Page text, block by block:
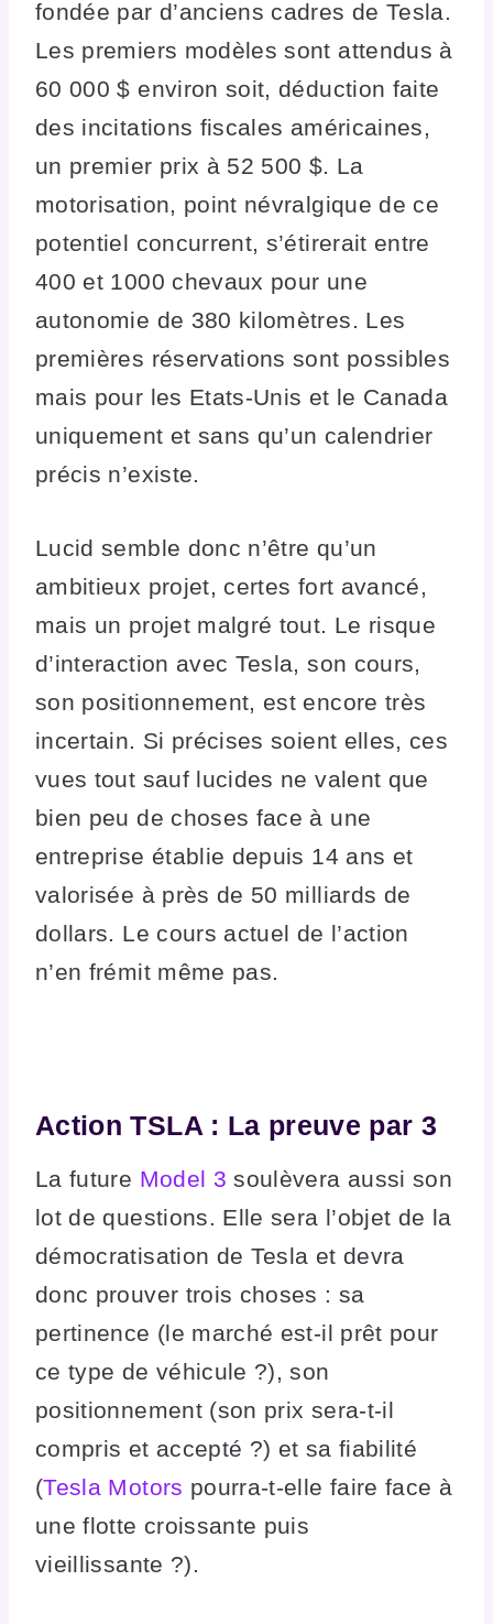
fondée par d’anciens cadres de Tesla.
Les premiers modèles sont attendus à
60 000 $ environ soit, déduction faite
des incitations fiscales américaines,
un premier prix à 52 500 $. La
motorisation, point névralgique de ce
potentiel concurrent, s’étirerait entre
400 et 1000 chevaux pour une
autonomie de 380 kilomètres. Les
premières réservations sont possibles
mais pour les Etats-Unis et le Canada
uniquement et sans qu’un calendrier
précis n’existe.
Lucid semble donc n’être qu’un
ambitieux projet, certes fort avancé,
mais un projet malgré tout. Le risque
d’interaction avec Tesla, son cours,
son positionnement, est encore très
incertain. Si précises soient elles, ces
vues tout sauf lucides ne valent que
bien peu de choses face à une
entreprise établie depuis 14 ans et
valorisée à près de 50 milliards de
dollars. Le cours actuel de l’action
n’en frémit même pas.
Action TSLA : La preuve par 3
La future Model 3 soulèvera aussi son
lot de questions. Elle sera l’objet de la
démocratisation de Tesla et devra
donc prouver trois choses : sa
pertinence (le marché est-il prêt pour
ce type de véhicule ?), son
positionnement (son prix sera-t-il
compris et accepté ?) et sa fiabilité
(Tesla Motors pourra-t-elle faire face à
une flotte croissante puis
vieillissante ?).